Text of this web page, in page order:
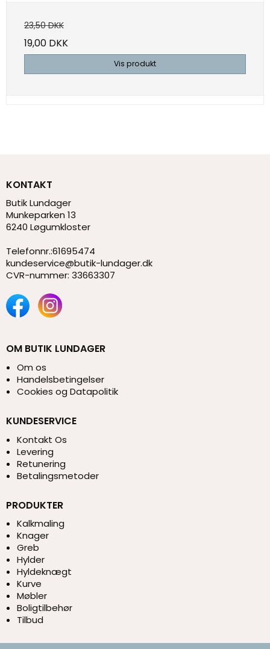
23,50 DKK
19,00 DKK
Vis produkt
KONTAKT
Butik Lundager
Munkeparken 13
6240 Løgumkloster
Telefonnr.:61695474
kundeservice@butik-lundager.dk
CVR-nummer: 33663307
OM BUTIK LUNDAGER
Om os
Handelsbetingelser
Cookies og Datapolitik
KUNDESERVICE
Kontakt Os
Levering
Retunering
Betalingsmetoder
PRODUKTER
Kalkmaling
Knager
Greb
Hylder
Hyldeknægt
Kurve
Møbler
Boligtilbehør
Tilbud